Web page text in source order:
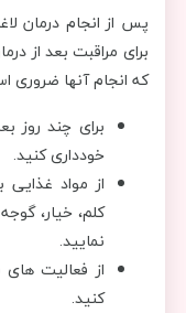
پس از انجام درمان
برای مراقبت بعد از
که انجام آنها ضروری
برای چند روز
خودداری کنید.
از مواد
کلم، خیار،
نمایید.
از فعالیت
کنید.